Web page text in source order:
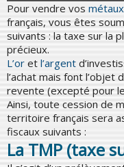
Pour vendre vos
français, vous êtes
suivants : la taxe sur la
précieux.
L’or et l’argent
l’achat mais font l’objet
revente (excepté pour
Ainsi, toute cession de
territoire français sera
fiscaux suivants :
La TMP (taxe